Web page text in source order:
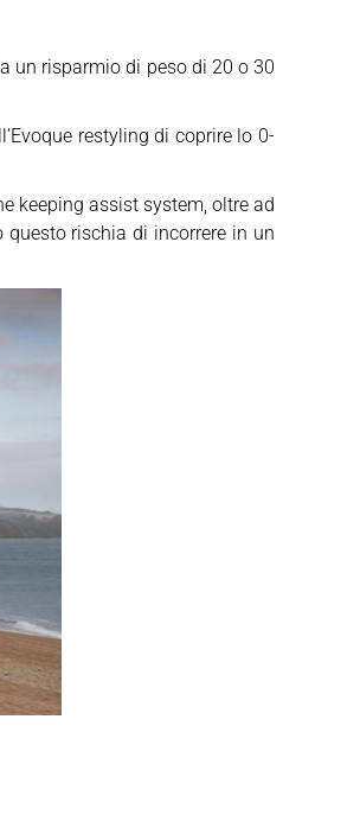
un risparmio di peso di 20 o 30
restyling di coprire lo 0-
keeping assist system, oltre ad
rischia di incorrere in un